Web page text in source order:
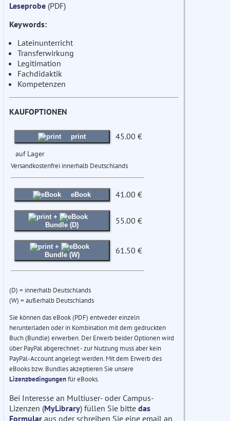
Leseprobe (PDF)
Keywords:
Lateinunterricht
Transferwirkung
Legitimation
Fachdidaktik
Kompetenzen
KAUFOPTIONEN
print 45.00 €
auf Lager
Versandkostenfrei innerhalb Deutschlands
eBook 41.00 €
+
Bundle (D)
55.00 €
+
Bundle (W)
61.50 €
(D) = innerhalb Deutschlands
(W) = außerhalb Deutschlands
Sie können das eBook (PDF) entweder einzeln
herunterladen oder in Kombination mit dem gedruckten
Buch (Bundle) erwerben. Der Erwerb beider Optionen wird
über PayPal abgerechnet - zur Nutzung muss aber kein
PayPal-Account angelegt werden. Mit dem Erwerb des
eBooks bzw. Bundles akzeptieren Sie unsere
Lizenzbedingungenfür eBooks.
Bei Interesse an Multiuser- oder Campus-
Lizenzen (MyLibrary) füllen Sie bitte das
Formular aus oder schreiben Sie eine email an